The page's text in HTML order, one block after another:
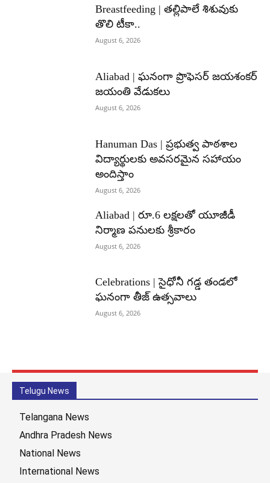
Breastfeeding | తల్లిపాలే శిశువుకు
తొలి టీకా..
August 6, 2026
Aliabad | ఘనంగా ప్రొఫెసర్ జయశంకర్
జయంతి వేడుకలు
August 6, 2026
Hanuman Das | ప్రభుత్వ పాఠశాల
విద్యార్థులకు అవసరమైన సహాయం
అందిస్తాం
August 6, 2026
Aliabad | రూ.6 లక్షలతో యూజీడీ
నిర్మాణ పనులకు శ్రీకారం
August 6, 2026
Celebrations | సైధోనీ గడ్డ తండలో
ఘనంగా తీజ్ ఉత్సవాలు
August 6, 2026
Telugu News
Telangana News
Andhra Pradesh News
National News
International News